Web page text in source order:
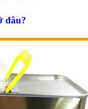
đâu?